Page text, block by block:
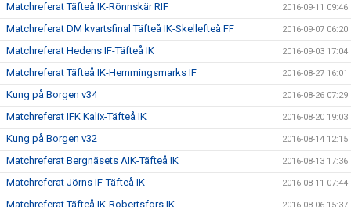
Matchreferat Täfteå IK-Rönnskär RIF 2016-09-11 09:46
Matchreferat DM kvartsfinal Täfteå IK-Skellefteå FF 2016-09-07 06:20
Matchreferat Hedens IF-Täfteå IK 2016-09-03 17:04
Matchreferat Täfteå IK-Hemmingsmarks IF 2016-08-27 16:01
Kung på Borgen v34 2016-08-26 07:29
Matchreferat IFK Kalix-Täfteå IK 2016-08-20 19:03
Kung på Borgen v32 2016-08-14 12:15
Matchreferat Bergnäsets AIK-Täfteå IK 2016-08-13 17:36
Matchreferat Jörns IF-Täfteå IK 2016-08-11 07:44
Matchreferat Täfteå IK-Robertsfors IK